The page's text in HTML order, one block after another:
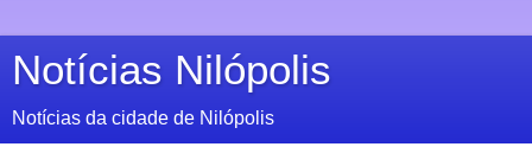
Notícias Nilópolis
Notícias da cidade de Nilópolis